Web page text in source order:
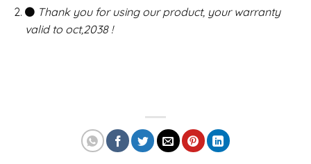
Thank you for using our product, your warranty
valid to oct,2038 !